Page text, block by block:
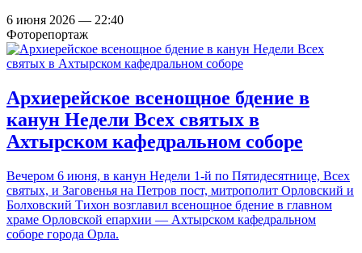
6 июня 2026 — 22:40
Фоторепортаж
Архиерейское всенощное бдение в
канун Недели Всех святых в
Ахтырском кафедральном соборе
Вечером 6 июня, в канун Недели 1-й по Пятидесятнице, Всех
святых, и Заговенья на Петров пост, митрополит Орловский и
Болховский Тихон возглавил всенощное бдение в главном
храме Орловской епархии — Ахтырском кафедральном
соборе города Орла.